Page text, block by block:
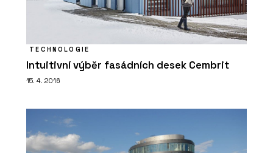
TECHNOLOGIE
Intuitivní výběr fasádních desek Cembrit
15. 4. 2016